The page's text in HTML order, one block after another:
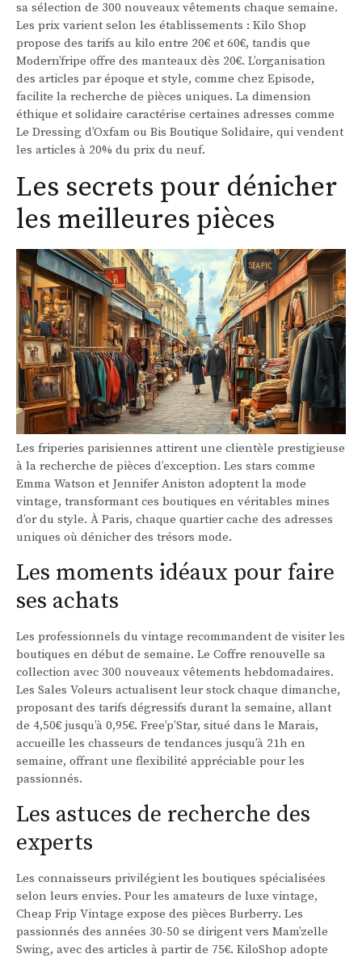
sa sélection de 300 nouveaux vêtements chaque semaine.
Les prix varient selon les établissements : Kilo Shop
propose des tarifs au kilo entre 20€ et 60€, tandis que
Modern’fripe offre des manteaux dès 20€. L’organisation
des articles par époque et style, comme chez Episode,
facilite la recherche de pièces uniques. La dimension
éthique et solidaire caractérise certaines adresses comme
Le Dressing d’Oxfam ou Bis Boutique Solidaire, qui vendent
les articles à 20% du prix du neuf.
Les secrets pour dénicher
les meilleures pièces
Les friperies parisiennes attirent une clientèle prestigieuse
à la recherche de pièces d’exception. Les stars comme
Emma Watson et Jennifer Aniston adoptent la mode
vintage, transformant ces boutiques en véritables mines
d’or du style. À Paris, chaque quartier cache des adresses
uniques où dénicher des trésors mode.
Les moments idéaux pour faire
ses achats
Les professionnels du vintage recommandent de visiter les
boutiques en début de semaine. Le Coffre renouvelle sa
collection avec 300 nouveaux vêtements hebdomadaires.
Les Sales Voleurs actualisent leur stock chaque dimanche,
proposant des tarifs dégressifs durant la semaine, allant
de 4,50€ jusqu’à 0,95€. Free’p’Star, situé dans le Marais,
accueille les chasseurs de tendances jusqu’à 21h en
semaine, offrant une flexibilité appréciable pour les
passionnés.
Les astuces de recherche des
experts
Les connaisseurs privilégient les boutiques spécialisées
selon leurs envies. Pour les amateurs de luxe vintage,
Cheap Frip Vintage expose des pièces Burberry. Les
passionnés des années 30-50 se dirigent vers Mam’zelle
Swing, avec des articles à partir de 75€. KiloShop adopte